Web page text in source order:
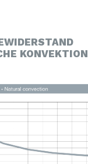
KONVEKTION